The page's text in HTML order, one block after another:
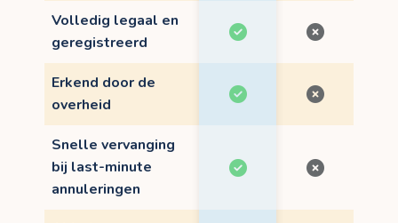
Volledig legaal en
geregistreerd
Erkend door de
overheid
Snelle vervanging
bij last-minute
annuleringen